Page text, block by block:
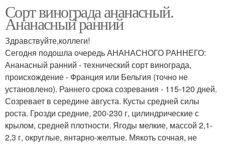
Сорт винограда ананасный.
Ананасный ранний
Здравствуйте,коллеги!
Сегодня подошла очередь АНАНАСНОГО РАННЕГО:
Ананасный ранний - технический сорт винограда,
происхождение - Франция или Бельгия (точно не
установлено). Раннего срока созревания - 115-120 дней.
Созревает в середине августа. Кусты средней силы
роста. Грозди средние, 200-230 г, цилиндрические с
крылом, средней плотности. Ягоды мелкие, массой 2,1-
2,3 г, округлые, янтарно-желтые. Мякоть сочная, не